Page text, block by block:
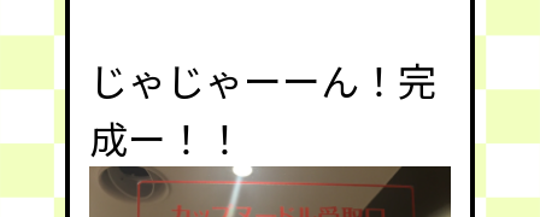
じゃじゃーーん！完
成ー！！